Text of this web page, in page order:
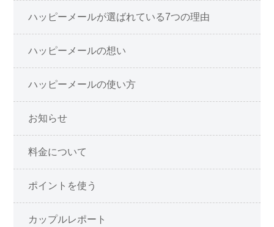
ハッピーメールが選ばれている7つの理由
ハッピーメールの想い
ハッピーメールの使い方
お知らせ
料金について
ポイントを使う
カップルレポート